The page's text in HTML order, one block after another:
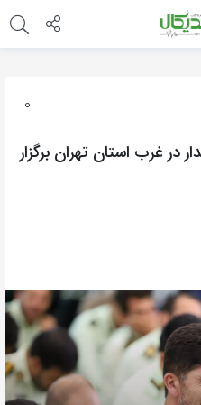
0
در غرب استان تهران برگزار